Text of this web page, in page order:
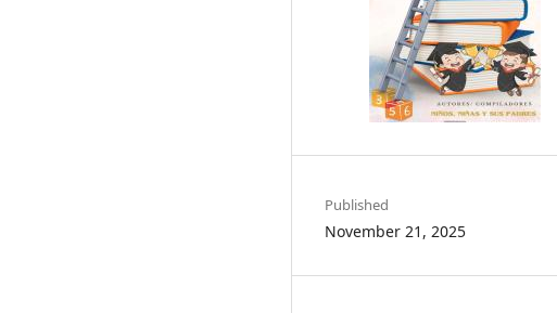
Published
November 21, 2025